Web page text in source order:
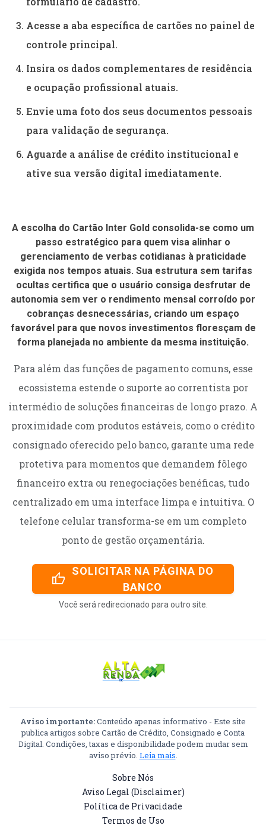
Acesse a aba específica de cartões no painel de
controle principal.
Insira os dados complementares de residência
e ocupação profissional atuais.
Envie uma foto dos seus documentos pessoais
para validação de segurança.
Aguarde a análise de crédito institucional e
ative sua versão digital imediatamente.
A escolha do Cartão Inter Gold consolida-se como um
passo estratégico para quem visa alinhar o
gerenciamento de verbas cotidianas à praticidade
exigida nos tempos atuais. Sua estrutura sem tarifas
ocultas certifica que o usuário consiga desfrutar de
autonomia sem ver o rendimento mensal corroído por
cobranças desnecessárias, criando um espaço
favorável para que novos investimentos floresçam de
forma planejada no ambiente da mesma instituição.
Para além das funções de pagamento comuns, esse
ecossistema estende o suporte ao correntista por
intermédio de soluções financeiras de longo prazo. A
proximidade com produtos estáveis, como o crédito
consignado oferecido pelo banco, garante uma rede
protetiva para momentos que demandem fôlego
financeiro extra ou renegociações benéficas, tudo
centralizado em uma interface limpa e intuitiva. O
telefone celular transforma-se em um completo
ponto de gestão orçamentária.
thumb_up
SOLICITAR NA PÁGINA DO
BANCO
Você será redirecionado para outro site.
Aviso importante:Conteúdo apenas informativo - Este site
publica artigos sobre Cartão de Crédito, Consignado e Conta
Digital. Condições, taxas e disponibilidade podem mudar sem
aviso prévio. Leia mais.
Sobre Nós
Aviso Legal (Disclaimer)
Política de Privacidade
Termos de Uso